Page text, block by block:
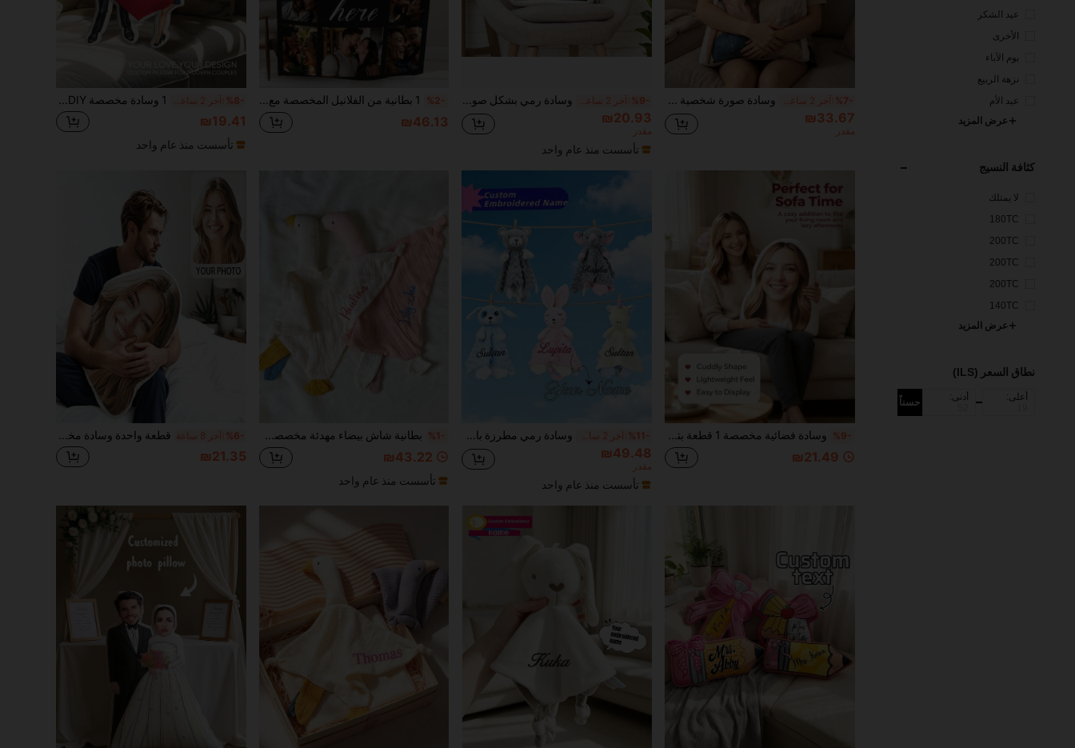
عيد الشكر
الأخرى
يوم الآباء
نزهة الربيع
عيد الأم
عرض المزيد
كثافة النسيج
لا يمتلك
180TC
200TC
200TC
200TC
140TC
عرض المزيد
نطاق السعر (ILS)
أعلى: أدنى: حسناً
%7- آخر 2 ساعة أيام
₪33.67
مقدر
%9- آخر 2 ساعة أيام
₪20.93
مقدر
تأسست منذ عام واحد
%2-
₪46.13
%8- آخر 2 ساعة أيام
₪19.41
تأسست منذ عام واحد
%9-
₪21.49
%11- آخر 2 ساعة أيام
₪49.48
مقدر
تأسست منذ عام واحد
%1-
₪43.22
تأسست منذ عام واحد
%6- آخر 8 ساعة
₪21.35